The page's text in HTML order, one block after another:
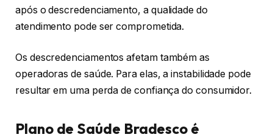
após o descredenciamento, a qualidade do
atendimento pode ser comprometida.
Os descredenciamentos afetam também as
operadoras de saúde. Para elas, a instabilidade pode
resultar em uma perda de confiança do consumidor.
Plano de Saúde Bradesco é